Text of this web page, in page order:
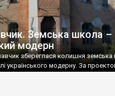
Земська школа –
модерн
збереглася колишня
українського модерну. За